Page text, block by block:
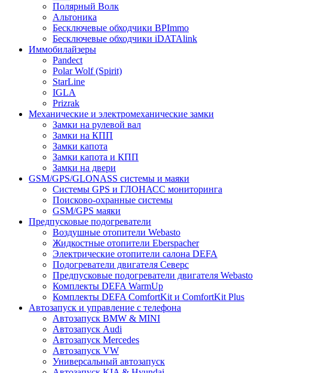
Полярный Волк
Альтоника
Бесключевые обходчики BPImmo
Бесключевые обходчики iDATAlink
Иммобилайзеры
Pandect
Polar Wolf (Spirit)
StarLine
IGLA
Prizrak
Механические и электромеханические замки
Замки на рулевой вал
Замки на КПП
Замки капота
Замки капота и КПП
Замки на двери
GSM/GPS/GLONASS системы и маяки
Системы GPS и ГЛОНАСС мониторинга
Поисково-охранные системы
GSM/GPS маяки
Предпусковые подогреватели
Воздушные отопители Webasto
Жидкостные отопители Eberspacher
Электрические отопители салона DEFA
Подогреватели двигателя Северс
Предпусковые подогреватели двигателя Webasto
Комплекты DEFA WarmUp
Комплекты DEFA ComfortKit и ComfortKit Plus
Автозапуск и управление с телефона
Автозапуск BMW & MINI
Автозапуск Audi
Автозапуск Mercedes
Автозапуск VW
Универсальный автозапуск